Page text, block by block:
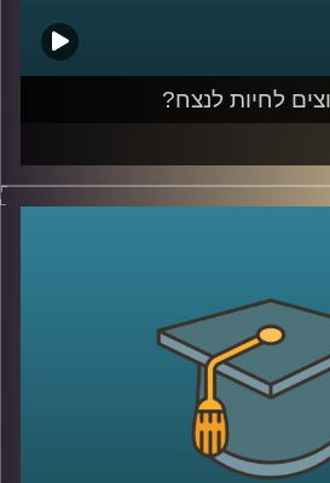
על "מוטיבציה לחוסר אונים" –
לחיות לנצח?
לנו אפשרות לחיות לנצח מדובר
על הביטויים של הרצון לחיות
בהמשכיות, היבטים
במצב סכנה (למשל: מלחמה או
כל כך מפחדים מהמוות.